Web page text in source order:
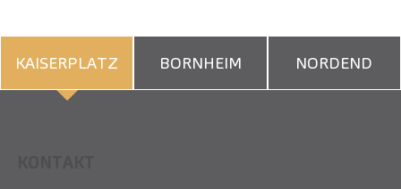
KAISERPLATZ BORNHEIM NORDEND